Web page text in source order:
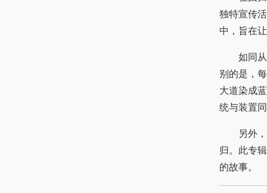
独特宣传
中，旨在
如同从天
别的是，
大道染成
统与装置
另外，
归。此专
的故事。